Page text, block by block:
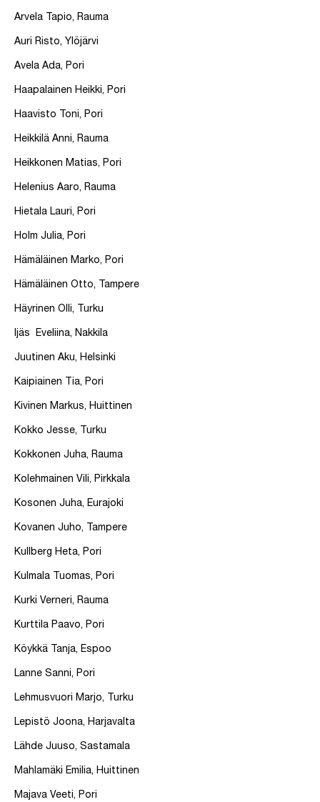
Arvela Tapio, Rauma
Auri Risto, Ylöjärvi
Avela Ada, Pori
Haapalainen Heikki, Pori
Haavisto Toni, Pori
Heikkilä Anni, Rauma
Heikkonen Matias, Pori
Helenius Aaro, Rauma
Hietala Lauri, Pori
Holm Julia, Pori
Hämäläinen Marko, Pori
Hämäläinen Otto, Tampere
Häyrinen Olli, Turku
Ijäs Eveliina, Nakkila
Juutinen Aku, Helsinki
Kaipiainen Tia, Pori
Kivinen Markus, Huittinen
Kokko Jesse, Turku
Kokkonen Juha, Rauma
Kolehmainen Vili, Pirkkala
Kosonen Juha, Eurajoki
Kovanen Juho, Tampere
Kullberg Heta, Pori
Kulmala Tuomas, Pori
Kurki Verneri, Rauma
Kurttila Paavo, Pori
Köykkä Tanja, Espoo
Lanne Sanni, Pori
Lehmusvuori Marjo, Turku
Lepistö Joona, Harjavalta
Lähde Juuso, Sastamala
Mahlamäki Emilia, Huittinen
Majava Veeti, Pori